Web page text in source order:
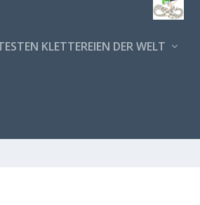
KLETTEREIEN DER WELT